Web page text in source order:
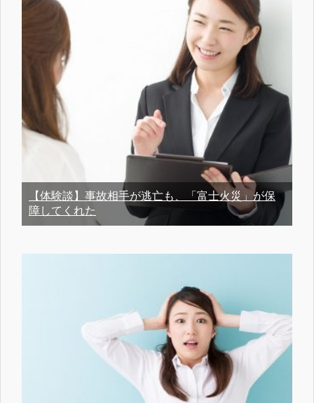
【体験談】事故相手が逃亡も、「富士火災」が保
障してくれた